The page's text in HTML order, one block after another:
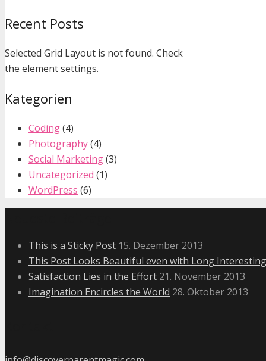
Recent Posts
Selected Grid Layout is not found. Check
the element settings.
Kategorien
Coding(4)
Photography(4)
Social Marketing(3)
Uncategorized (1)
WordPress (6)
This is a Sticky Post 15. Dezember 2013
This Post Looks Beautiful even with Long
Satisfaction Lies in the Effort 21. November 2013
Imagination Encircles the World 28. Oktober 2013